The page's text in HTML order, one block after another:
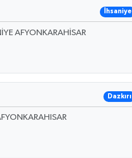
İhsaniye
AFYONKARAHİSAR
Dazkırı